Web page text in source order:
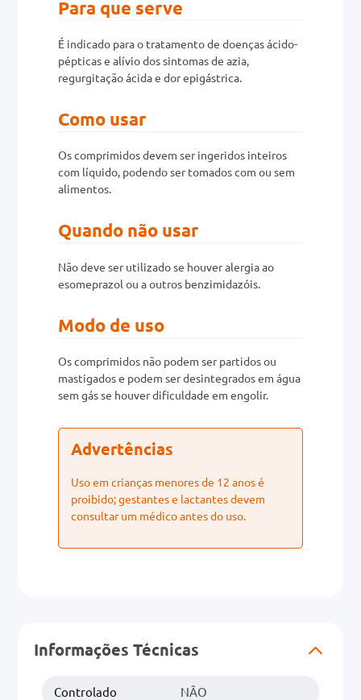
Para que serve
É indicado para o tratamento de doenças ácido-
pépticas e alívio dos sintomas de azia,
regurgitação ácida e dor epigástrica.
Como usar
Os comprimidos devem ser ingeridos inteiros
com líquido, podendo ser tomados com ou sem
alimentos.
Quando não usar
Não deve ser utilizado se houver alergia ao
esomeprazol ou a outros benzimidazóis.
Modo de uso
Os comprimidos não podem ser partidos ou
mastigados e podem ser desintegrados em água
sem gás se houver dificuldade em engolir.
Advertências
Uso em crianças menores de 12 anos é
proibido; gestantes e lactantes devem
consultar um médico antes do uso.
Informações Técnicas
Controlado NÃO